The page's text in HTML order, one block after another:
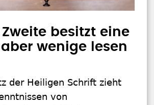
besitzt eine
aber wenige lesen
der Heiligen Schrift zieht
von